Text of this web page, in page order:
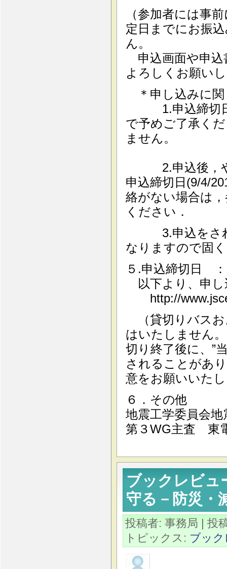
（参加者には事
定日までにお振
ん。
申込画面や申込
よろしくお願い
＊申し込みに関
1.申込締切日
で予めご了承く
ません。
2.申込後，や
申込締切日(9/4/
絡がない場合は
ください．
3.申込をされ
なりますので固
５.申込締切日
以下より、申し
http://
（貸切りバスお
はいたしません
切り終了後に、”
されることがあ
意をお願いいた
６．その他
地震工学委員会
第３WG主査
ブックレビ
守る－防災・
投稿者: 事務局 | 投
トピックス: ブッ